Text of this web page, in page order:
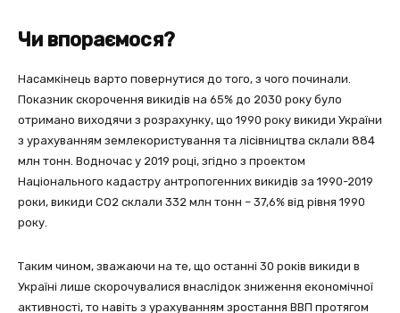
Чи впораємося?
Насамкінець варто повернутися до того, з чого починали.
Показник скорочення викидів на 65% до 2030 року було
отримано виходячи з розрахунку, що 1990 року викиди України
з урахуванням землекористування та лісівництва склали 884
млн тонн. Водночас у 2019 році, згідно з проектом
Національного кадастру антропогенних викидів за 1990-2019
роки, викиди CO2 склали 332 млн тонн – 37,6% від рівня 1990
року.
Таким чином, зважаючи на те, що останні 30 років викиди в
Україні лише скорочувалися внаслідок зниження економічної
активності, то навіть з урахуванням зростання ВВП протягом